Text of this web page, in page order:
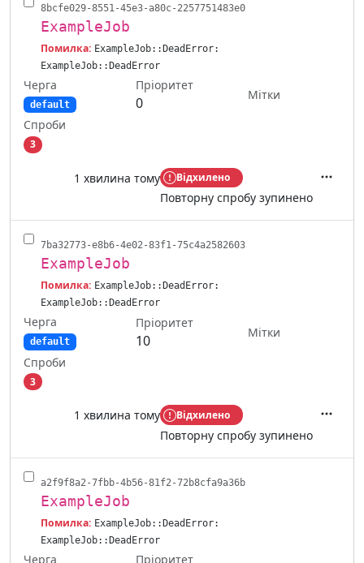
8bcfe029-8551-45e3-a80c-2257751483e0
ExampleJob
Помилка: ExampleJob::DeadError:
ExampleJob::DeadError
Черга
default
Пріоритет
0
Мітки
Спроби
3
1 хвилина тому Відхилено
Повторну спробу зупинено
Дії
7ba32773-e8b6-4e02-83f1-75c4a2582603
ExampleJob
Помилка: ExampleJob::DeadError:
ExampleJob::DeadError
Черга
default
Пріоритет
10
Мітки
Спроби
3
1 хвилина тому Відхилено
Повторну спробу зупинено
a2f9f8a2-7fbb-4b56-81f2-72b8cfa9a36b
ExampleJob
Помилка: ExampleJob::DeadError:
ExampleJob::DeadError
Черга Пріоритет